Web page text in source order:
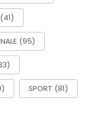
(41)
(95)
SPORT (81)